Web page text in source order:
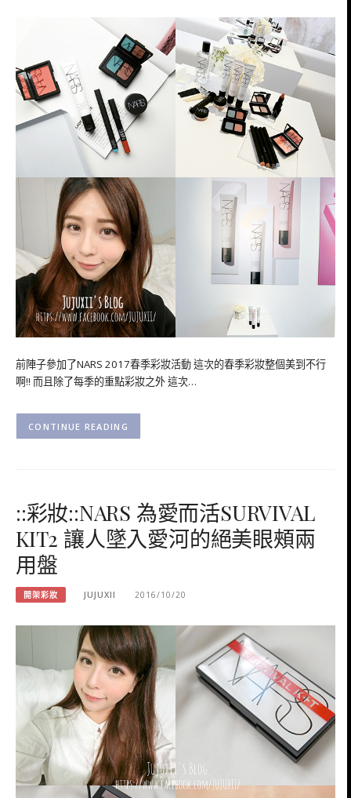
前陣子參加了NARS 2017春季彩妝活動 這次的春季彩妝整個美到不行
啊!! 而且除了每季的重點彩妝之外 這次…
CONTINUE READING
::彩妝::NARS 為愛而活SURVIVAL
KIT2 讓人墜入愛河的絕美眼頰兩
用盤
開架彩妝 JUJUXII 2016/10/20